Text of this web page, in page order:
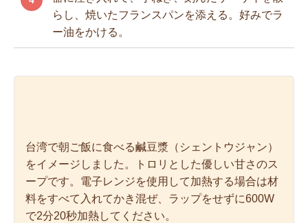
らし、焼いたフランスパンを添える。好みでラ
ー油をかける。
台湾で朝ご飯に食べる鹹豆漿（シェントウジャン）
をイメージしました。トロリとした優しい甘さのス
ープです。電子レンジを使用して加熱する場合は材
料をすべて入れてかき混ぜ、ラップをせずに600W
で2分20秒加熱してください。